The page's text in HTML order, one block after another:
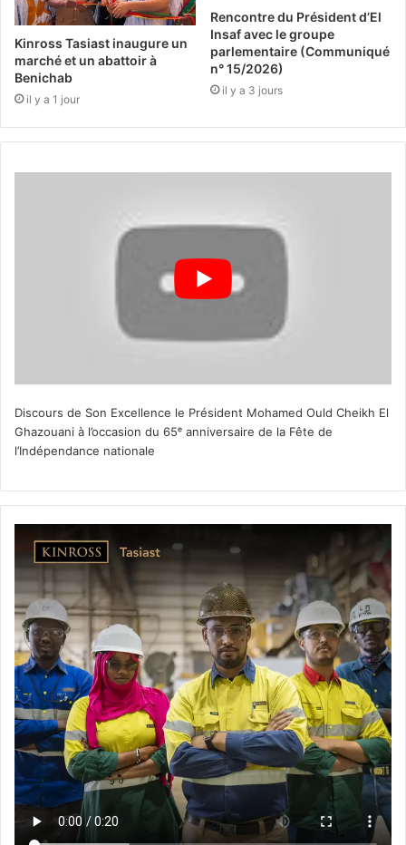
Kinross Tasiast inaugure un
marché et un abattoir à
Benichab
il y a 1 jour
Rencontre du Président d’El
Insaf avec le groupe
parlementaire (Communiqué
n° 15/2026)
il y a 3 jours
Discours de Son Excellence le Président Mohamed Ould Cheikh El
Ghazouani à l’occasion du 65ᵉ anniversaire de la Fête de
l’Indépendance nationale